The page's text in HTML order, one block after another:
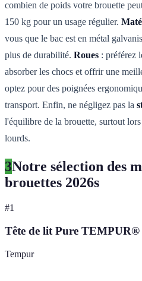
combien de poids votre brouette
150 kg pour un usage régulier.
vous que le bac est en métal
plus de durabilité. Roues : préférez
absorber les chocs et offrir une
optez pour des poignées
transport. Enfin, ne négligez pas la
l'équilibre de la brouette, surtout
lourds.
3Notre sélection des
brouettes 2026s
#1
Tête de lit Pure TEMPUR®
Tempur